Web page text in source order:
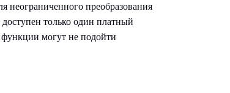
неограниченного преобразования
только один платный
функции могут не подойти